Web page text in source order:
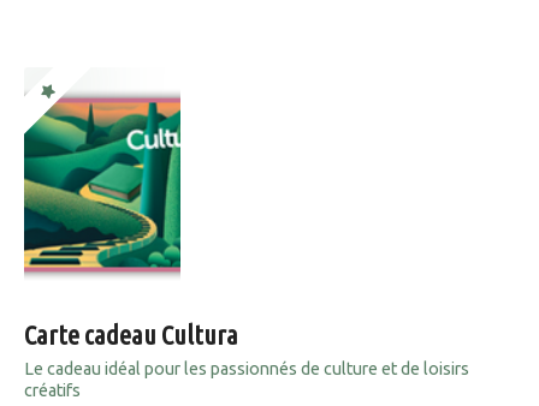
Carte cadeau Cultura
Le cadeau idéal pour les passionnés de culture et de loisirs
créatifs